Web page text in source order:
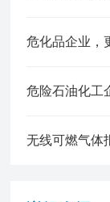
危化品企业，